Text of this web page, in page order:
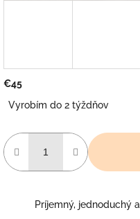
€45
cena:
Vyrobím do 2 týždňov
Príjemný, jednoduchý